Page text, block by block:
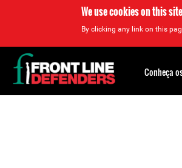
We use cookies on this
By clicking any link on this
Back
to
top
Conheça